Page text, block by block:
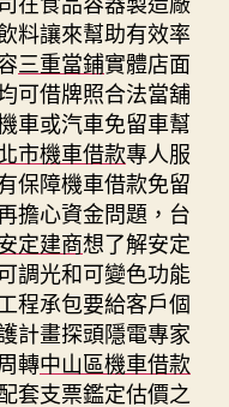
料讓來幫助有效率
三重當鋪實體店面
可借牌照合法當舖
車或汽車免留車幫
市機車借款專人服
保障機車借款免留
擔心資金問題，台
定建商想了解安定
調光和可變色功能
程承包要給客戶個
計畫探頭隱電專家
轉中山區機車借款
套支票鑑定估價之